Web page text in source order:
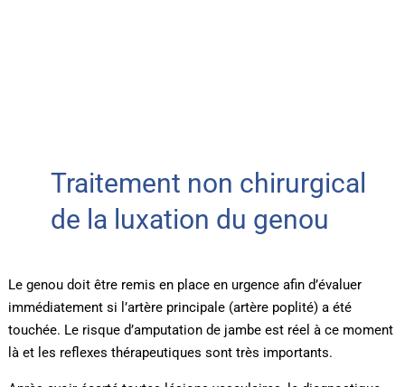
Traitement non chirurgical
de la luxation du genou
Le genou doit être remis en place en urgence afin d’évaluer
immédiatement si l’artère principale (artère poplité) a été
touchée. Le risque d’amputation de jambe est réel à ce moment
là et les reflexes thérapeutiques sont très importants.